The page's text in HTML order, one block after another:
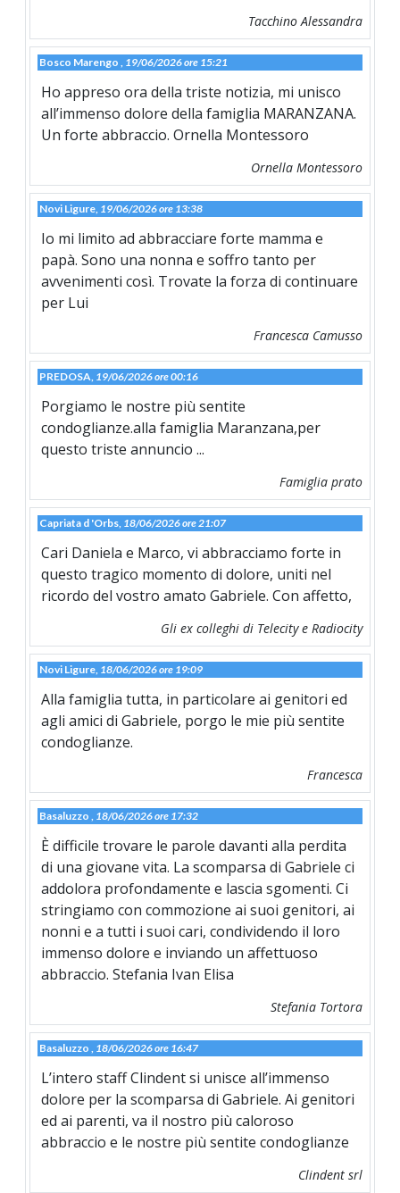
Tacchino Alessandra
Bosco Marengo , 19/06/2026 ore 15:21
Ho appreso ora della triste notizia, mi unisco
all’immenso dolore della famiglia MARANZANA.
Un forte abbraccio. Ornella Montessoro
Ornella Montessoro
Novi Ligure, 19/06/2026 ore 13:38
Io mi limito ad abbracciare forte mamma e
papà. Sono una nonna e soffro tanto per
avvenimenti così. Trovate la forza di continuare
per Lui
Francesca Camusso
PREDOSA, 19/06/2026 ore 00:16
Porgiamo le nostre più sentite
condoglianze.alla famiglia Maranzana,per
questo triste annuncio ...
Famiglia prato
Capriata d 'Orbs, 18/06/2026 ore 21:07
Cari Daniela e Marco, vi abbracciamo forte in
questo tragico momento di dolore, uniti nel
ricordo del vostro amato Gabriele. Con affetto,
Gli ex colleghi di Telecity e Radiocity
Novi Ligure, 18/06/2026 ore 19:09
Alla famiglia tutta, in particolare ai genitori ed
agli amici di Gabriele, porgo le mie più sentite
condoglianze.
Francesca
Basaluzzo , 18/06/2026 ore 17:32
È difficile trovare le parole davanti alla perdita
di una giovane vita. La scomparsa di Gabriele ci
addolora profondamente e lascia sgomenti. Ci
stringiamo con commozione ai suoi genitori, ai
nonni e a tutti i suoi cari, condividendo il loro
immenso dolore e inviando un affettuoso
abbraccio. Stefania Ivan Elisa
Stefania Tortora
Basaluzzo , 18/06/2026 ore 16:47
L’intero staff Clindent si unisce all’immenso
dolore per la scomparsa di Gabriele. Ai genitori
ed ai parenti, va il nostro più caloroso
abbraccio e le nostre più sentite condoglianze
Clindent srl